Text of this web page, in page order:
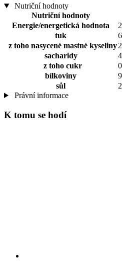
Nutriční hodnoty
Nutriční hodnoty
Energie/energetická hodnota
tuk
z toho nasycené mastné kyseliny
sacharidy
z toho cukr
bílkoviny
sůl
Právní informace
K tomu se hodí